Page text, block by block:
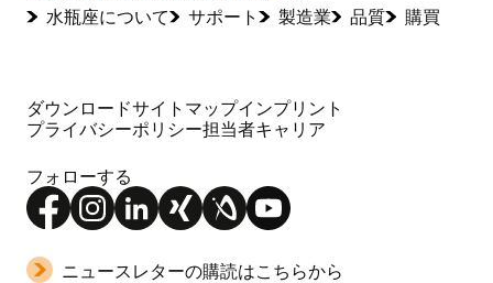
水瓶座について
サポート 製造業 品質 購買
ダウンロードサイトマップインプリント
プライバシーポリシー担当者キャリア
フォローする
ニュースレターの購読はこちらから